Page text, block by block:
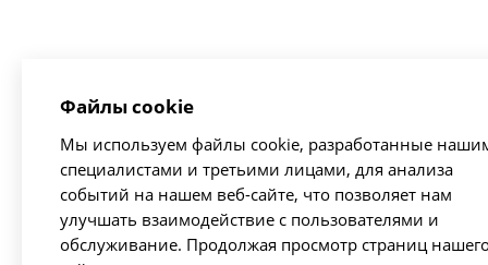
Файлы cookie
Мы используем файлы cookie, разработанные
специалистами и третьими лицами, для анализа
событий на нашем веб-сайте, что позволяет нам
улучшать взаимодействие с пользователями и
обслуживание. Продолжая просмотр страниц